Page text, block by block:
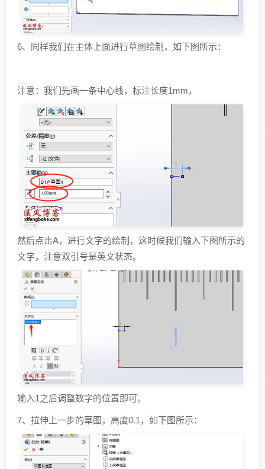
6、同样我们在主体上面进行草图绘制，如下图所示：
注意：我们先画一条中心线，标注长度1mm，
然后点击A，进行文字的绘制，这时候我们输入下图所示的
文字，注意双引号是英文状态。
输入1之后调整数字的位置即可。
7、拉伸上一步的草图，高度0.1，如下图所示：